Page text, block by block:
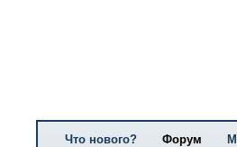
Что нового? Форум